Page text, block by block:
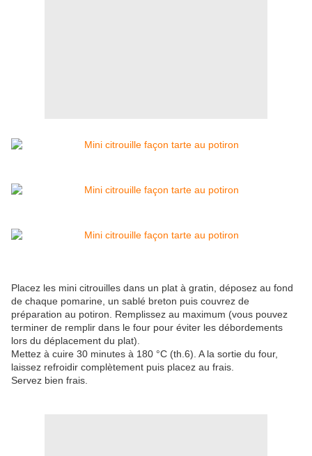
Placez les mini citrouilles dans un plat à gratin, déposez au fond
de chaque pomarine, un sablé breton puis couvrez de
préparation au potiron. Remplissez au maximum (vous pouvez
terminer de remplir dans le four pour éviter les débordements
lors du déplacement du plat).
Mettez à cuire 30 minutes à 180 °C (th.6). A la sortie du four,
laissez refroidir complètement puis placez au frais.
Servez bien frais.